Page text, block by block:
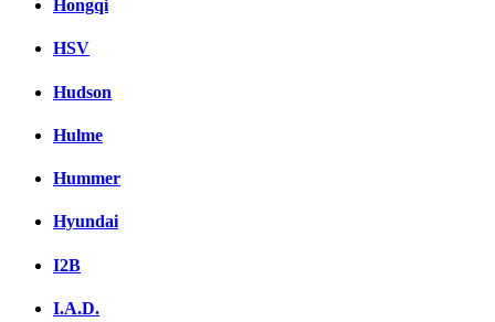
Hongqi
HSV
Hudson
Hulme
Hummer
Hyundai
I2B
I.A.D.